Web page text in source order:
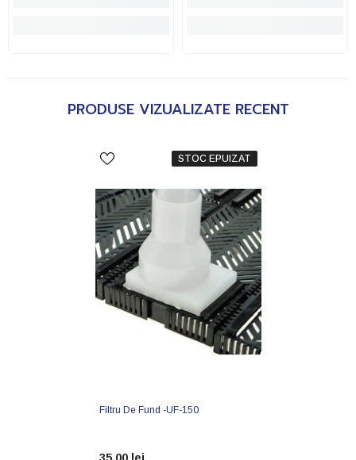
PRODUSE VIZUALIZATE RECENT
STOC EPUIZAT
Filtru De Fund -UF-150